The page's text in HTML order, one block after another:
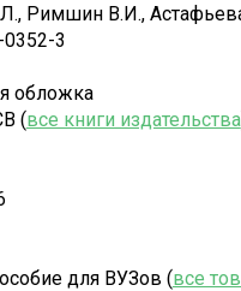
Римшин В.И.,
3
обложка
(все книги издательства
для ВУЗов (все